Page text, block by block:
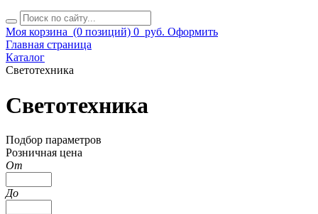
Моя корзина (0 позиций) 0 руб. Оформить
Главная страница
Каталог
Светотехника
Светотехника
Подбор параметров
Розничная цена
От
До